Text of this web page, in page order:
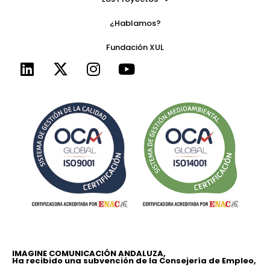
¿Hablamos?
Fundación XUL
IMAGINE COMUNICACIÓN ANDALUZA,
Ha recibido una subvención de la Consejería de Empleo,